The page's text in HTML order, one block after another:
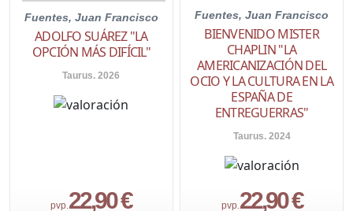
Fuentes, Juan Francisco
ADOLFO SUÁREZ "LA
OPCIÓN MÁS DIFÍCIL"
Taurus. 2026
pvp.22,90 €
Fuentes, Juan Francisco
BIENVENIDO MISTER
CHAPLIN "LA
AMERICANIZACIÓN DEL
OCIO Y LA CULTURA EN LA
ESPAÑA DE
ENTREGUERRAS"
Taurus. 2024
pvp.22,90 €